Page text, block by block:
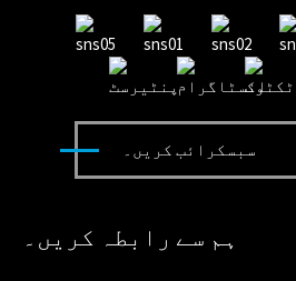
سبسکرائب کریں۔
ہم سے رابطہ کریں۔